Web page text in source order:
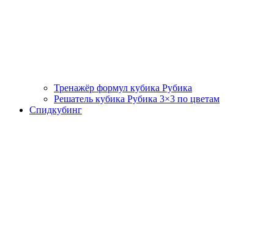
Тренажёр формул кубика Рубика
Решатель кубика Рубика 3×3 по цветам
Спидкубинг